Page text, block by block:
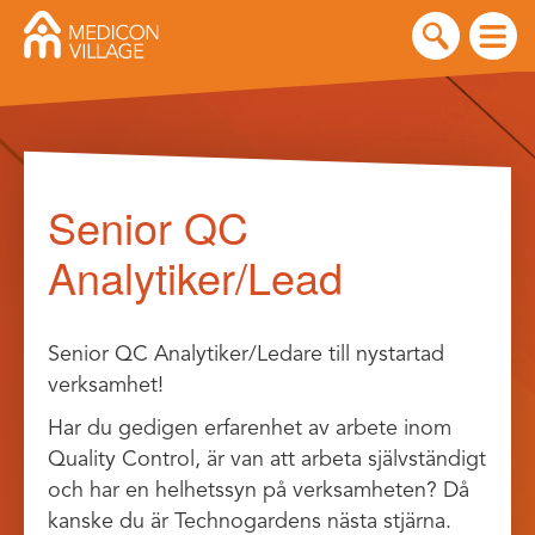
contentSenior QC
Analytiker/Lead
Senior QC Analytiker/Ledare till nystartad
verksamhet!
Har du gedigen erfarenhet av arbete inom
Quality Control, är van att arbeta självständigt
och har en helhetssyn på verksamheten? Då
kanske du är Technogardens nästa stjärna.